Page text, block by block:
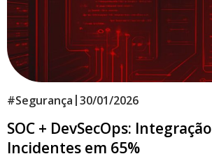
#Segurança |30/01/2026
SOC + DevSecOps:
Incidentes em 65%